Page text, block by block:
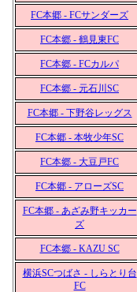
FC本郷 - FCサンダーズ
FC本郷 - 鶴見東FC
FC本郷 - FCカルパ
FC本郷 - 元石川SC
FC本郷 - 下野谷レッグス
FC本郷 - 本牧少年SC
FC本郷 - 大豆戸FC
FC本郷 - アローズSC
FC本郷 - あざみ野キッカー
ズ
FC本郷 - KAZU SC
横浜SCつばさ - しらとり台
FC